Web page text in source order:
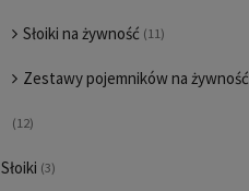
Słoiki na żywność (11)
Zestawy pojemników na żywność
(12)
Słoiki (3)